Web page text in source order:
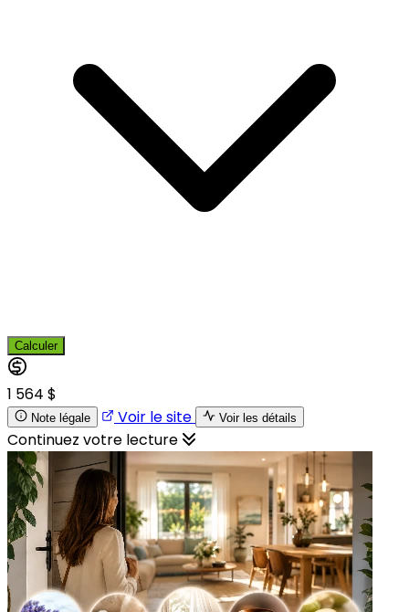
Calculer
1 564 $
Note légale Voir le site Voir les détails
Continuez votre lecture